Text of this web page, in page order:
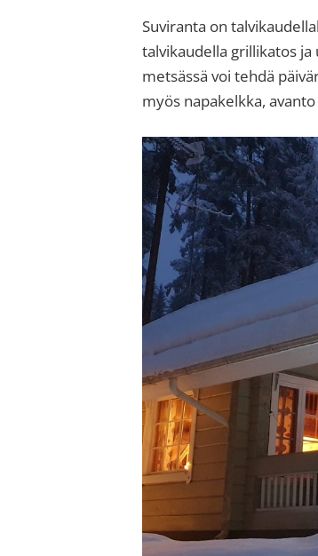
Suviranta on
talvikaudella grillikatos ja
metsässä voi tehdä
myös napakelkka,